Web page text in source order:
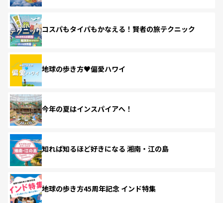
コスパもタイパもかなえる！賢者の旅テクニック
地球の歩き方♥偏愛ハワイ
今年の夏はインスパイアへ！
知れば知るほど好きになる 湘南・江の島
地球の歩き方45周年記念 インド特集